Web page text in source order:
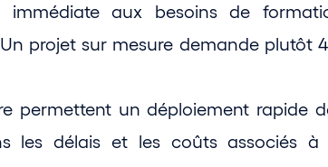
immédiate aux besoins de
projet sur mesure demande plutôt
permettent un déploiement rapide
les délais et les coûts associés à